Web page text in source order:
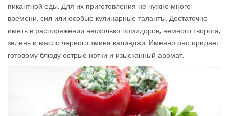
пикантной еды. Для их приготовления не нужно много
времени, сил или особые кулинарные таланты. Достаточно
иметь в распоряжении несколько помидоров, немного творога,
зелень и масло черного тмина калинджи. Именно оно придает
готовому блюду острые нотки и изысканный аромат.